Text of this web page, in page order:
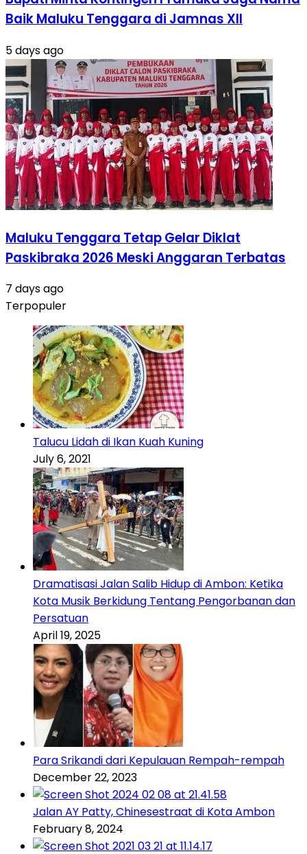
Baik Maluku Tenggara di Jamnas XII
5 days ago
Maluku Tenggara Tetap Gelar Diklat
Paskibraka 2026 Meski Anggaran Terbatas
7 days ago
Terpopuler
Talucu Lidah di Ikan Kuah Kuning
July 6, 2021
Dramatisasi Jalan Salib Hidup di Ambon: Ketika
Kota Musik Berkidung Tentang Pengorbanan dan
Persatuan
April 19, 2025
Para Srikandi dari Kepulauan Rempah-rempah
December 22, 2023
Jalan AY Patty, Chinesestraat di Kota Ambon
February 8, 2024